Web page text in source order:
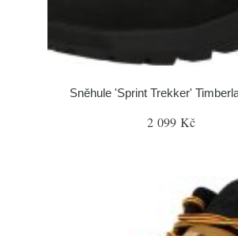
Sněhule 'Sprint Trekker'
2 099 Kč